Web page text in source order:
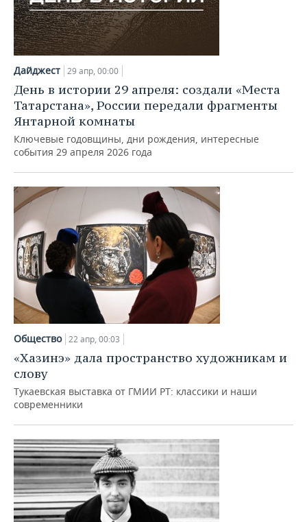
Дайджест 29 апр, 00:00
День в истории 29 апреля: создали «Места
Татарстана», России передали фрагменты
Янтарной комнаты
Ключевые годовщины, дни рождения, интересные
события 29 апреля 2026 года
Общество 22 апр, 00:03
«Хазинэ» дала пространство художникам и
слову
Тукаевская выставка от ГМИИ РТ: классики и наши
современники